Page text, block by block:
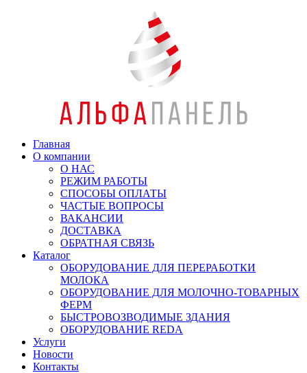
Главная
О компании
О НАС
РЕЖИМ РАБОТЫ
СПОСОБЫ ОПЛАТЫ
ЧАСТЫЕ ВОПРОСЫ
ВАКАНСИИ
ДОСТАВКА
ОБРАТНАЯ СВЯЗЬ
Каталог
ОБОРУДОВАНИЕ ДЛЯ ПЕРЕРАБОТКИ
МОЛОКА
ОБОРУДОВАНИЕ ДЛЯ МОЛОЧНО-ТОВАРНЫХ
ФЕРМ
БЫСТРОВОЗВОДИМЫЕ ЗДАНИЯ
ОБОРУДОВАНИЕ REDA
Услуги
Новости
Контакты